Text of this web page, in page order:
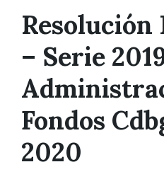
Resolución
– Serie
Fondos
2020